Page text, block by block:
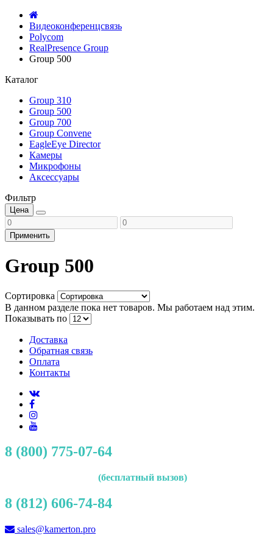
Видеоконференцсвязь
Polycom
RealPresence Group
Group 500
Каталог
Group 310
Group 500
Group 700
Group Convene
EagleEye Director
Камеры
Микрофоны
Аксессуары
Фильтр
Цена
Применить
Group 500
Сортировка
В данном разделе пока нет товаров. Мы работаем над этим.
Показывать по
Доставка
Обратная связь
Оплата
Контакты
8 (800) 775-07-64
(бесплатный вызов)
8 (812) 606-74-84
sales@kamerton.pro